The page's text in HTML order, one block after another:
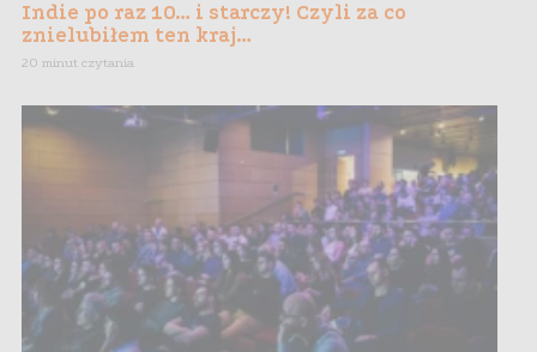
Indie po raz 10… i starczy! Czyli za co
znielubiłem ten kraj…
20 minut czytania